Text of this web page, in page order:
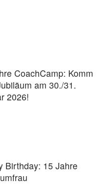
CoachCamp: Komm
am 30./31.
2026!
Birthday: 15 Jahre